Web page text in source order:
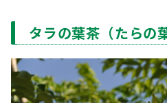
タラの葉茶（たらの